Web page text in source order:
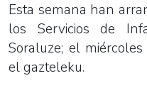
Esta semana han
los Servicios de
Soraluze; el
el gazteleku.